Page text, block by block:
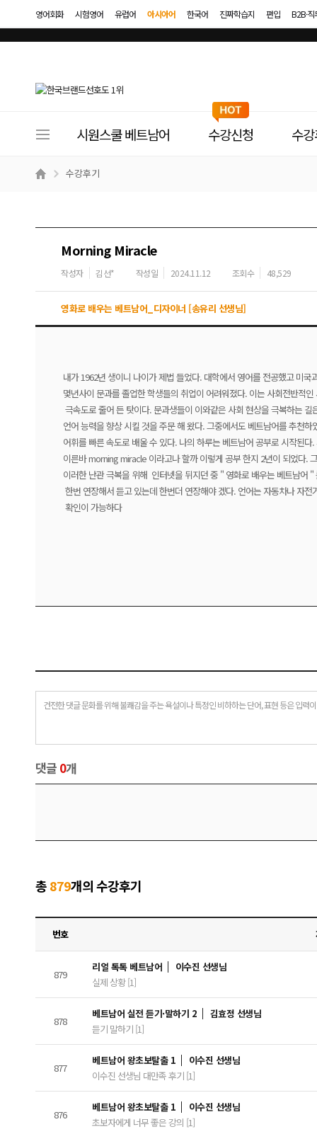
영어회화 시험영어 유럽어 아시아어 한국어 진짜학습지 편입 B2B·
이
메
시원스쿨 베트남어 수강신청 수
수강후기
Morning Miracle
작성자 김선* 작성일 2024.11.12 조회수 48,529
영화로 배우는 베트남어_디자이너 [송유리 선생님]
내가 1962년 생이니 나이가 제법 들었다. 대학에서 영어를 전공했고 미
몇년사이 문과를 졸업한 학생들의 취업이 어려워졌다. 이는 사회전반적
극속도로 줄어 든 탓이다. 문과생들이 이와같은 사회 현상을 극복하는
언어 능력을 향상 시킬 것을 주문 해 왔다. 그중에서도 베트남어를 추천
어휘를 빠른 속도로 배울 수 있다. 나의 하루는 베트남어 공부로 시작된
이른바 morning miracle 이라고나 할까 이렇게 공부 한지 2년이 되었다.
이러한 난관 극복을 위해 인터넷을 뒤지던 중 " 영화로 배우는 베트남어
한번 연장해서 듣고 있는데 한번더 연장해야 겠다. 언어는 자동차나 자
확인이 가능하다
건전한 댓글 문화를 위해 불쾌감을 주는 욕설이나 특정인 비하하는 단어, 표현 등은 입력
댓글 0개
총879개의 수강후기
번호
879
리얼 톡톡 베트남어
이수진 선생님
실제 상황 [1]
878
베트남어 실전 듣기·말하기 2
김효정 선생님
듣기 말하기 [1]
877
베트남어 왕초보탈출 1
이수진 선생님
이수진 선생님 대만족 후기 [1]
876
베트남어 왕초보탈출 1
이수진 선생님
초보자에게 너무 좋은 강의 [1]